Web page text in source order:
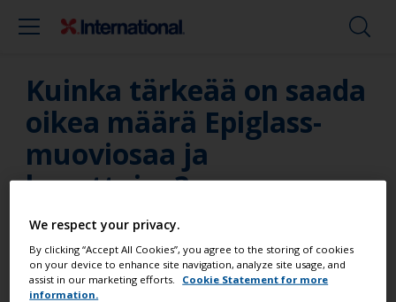
Kuinka tärkeää on saada
oikea määrä Epiglass-
muoviosaa ja
kovettajaa?
2-komponenttituotteet on kehitetty kovettumaan
tietyllä nopeudella joka perustuu erityistekniikkaan
ja kemiaan. Sekoitettaessa 2-komponenttituotteita
pitää olla tarkkana. Epiglassin sekoitussuhde on 4:1
We respect your privacy.
By clicking “Accept All Cookies”, you agree to the storing of cookies
on your device to enhance site navigation, analyze site usage, and
assist in our marketing efforts.
Cookie Statement for more
information.